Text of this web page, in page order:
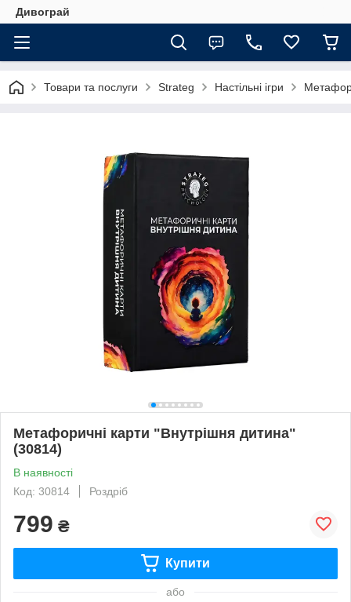
Дивограй
Товари та послуги Strateg Настільні ігри
Метафоричні карти "Внутрішня дитина"
(30814)
В наявності
Код: 30814
Роздріб
799 ₴
Купити
або